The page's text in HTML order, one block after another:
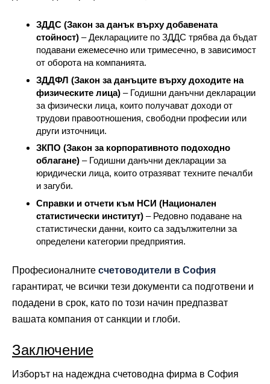
ЗДДС (Закон за данък върху добавената
стойност) – Декларациите по ЗДДС трябва да бъдат
подавани ежемесечно или тримесечно, в зависимост
от оборота на компанията.
ЗДДФЛ (Закон за данъците върху доходите на
физическите лица) – Годишни данъчни декларации
за физически лица, които получават доходи от
трудови правоотношения, свободни професии или
други източници.
ЗКПО (Закон за корпоративното подоходно
облагане) – Годишни данъчни декларации за
юридически лица, които отразяват техните печалби
и загуби.
Справки и отчети към НСИ (Национален
статистически институт) – Редовно подаване на
статистически данни, които са задължителни за
определени категории предприятия.
Професионалните счетоводители в София
гарантират, че всички тези документи са подготвени и
подадени в срок, като по този начин предпазват
вашата компания от санкции и глоби.
Заключение
Изборът на надеждна счетоводна фирма в София